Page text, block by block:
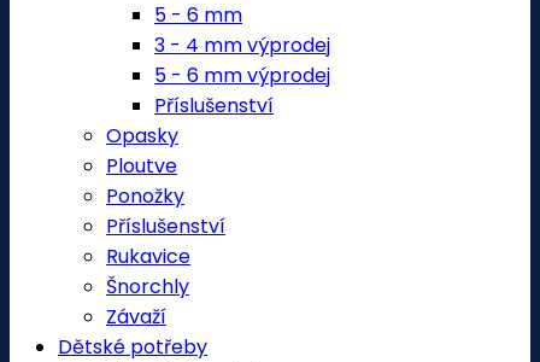
5 - 6 mm
3 - 4 mm výprodej
5 - 6 mm výprodej
Příslušenství
Opasky
Ploutve
Ponožky
Příslušenství
Rukavice
Šnorchly
Závaží
Dětské potřeby